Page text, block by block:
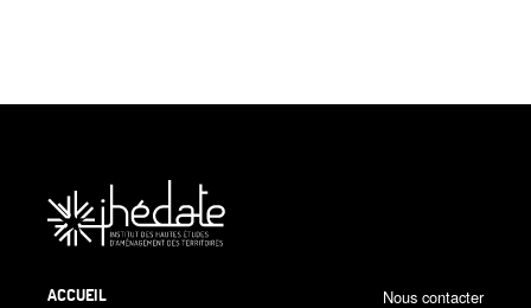
ACCUEIL Nous contacter